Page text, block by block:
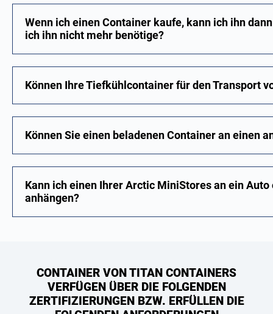
Wenn ich einen Container kaufe, kann ich ihn
ich ihn nicht mehr benötige?
Können Ihre Tiefkühlcontainer für den Transport
Können Sie einen beladenen Container an einen
Kann ich einen Ihrer Arctic MiniStores an ein
anhängen?
CONTAINER VON TITAN CONTAINERS
VERFÜGEN ÜBER DIE FOLGENDEN
ZERTIFIZIERUNGEN BZW. ERFÜLLEN DIE